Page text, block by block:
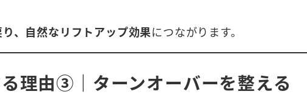
、自然なリフトアップ効果につながります。
理由③｜ターンオーバーを整える